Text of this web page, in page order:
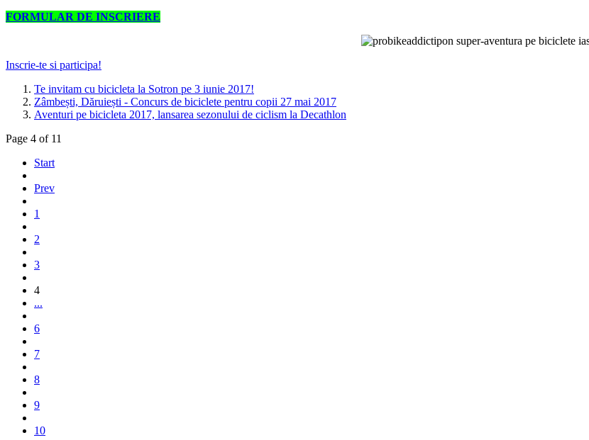
FORMULAR DE INSCRIERE
Inscrie-te si participa!
Te invitam cu bicicleta la Sotron pe 3 iunie 2017!
Zâmbești, Dăruiești - Concurs de biciclete pentru copii 27 mai 2017
Aventuri pe bicicleta 2017, lansarea sezonului de ciclism la Decathlon
Page 4 of 11
Start
Prev
1
2
3
4
...
6
7
8
9
10